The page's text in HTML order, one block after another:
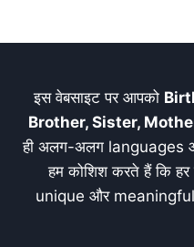
इस वेबसाइट पर आपको
Brother, Sister,
ही अलग-अलग languages
हम कोशिश करते हैं कि
unique और